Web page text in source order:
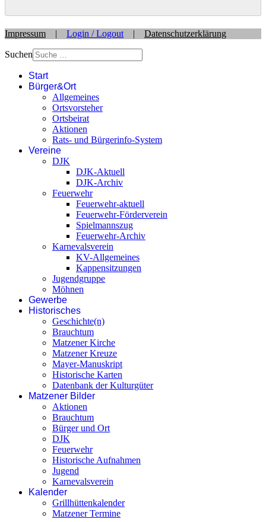
Impressum | Login / Logout | Datenschutzerklärung
Suchen
Start
Bürger&Ort
Allgemeines
Ortsvorsteher
Ortsbeirat
Aktionen
Rats- und Bürgerinfo-System
Vereine
DJK
DJK-Aktuell
DJK-Archiv
Feuerwehr
Feuerwehr-aktuell
Feuerwehr-Förderverein
Spielmannszug
Feuerwehr-Archiv
Karnevalsverein
KV-Allgemeines
Kappensitzungen
Jugendgruppe
Möhnen
Gewerbe
Historisches
Geschichte(n)
Brauchtum
Matzener Kirche
Matzener Kreuze
Mayer-Manuskript
Historische Karten
Datenbank der Kulturgüter
Matzener Bilder
Aktionen
Brauchtum
Bürger und Ort
DJK
Feuerwehr
Historische Aufnahmen
Jugend
Karnevalsverein
Kalender
Grillhüttenkalender
Matzener Termine